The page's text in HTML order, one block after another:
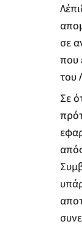
σε
που
του
Σε